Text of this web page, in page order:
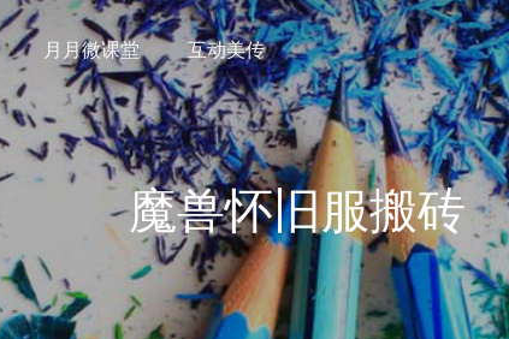
月月微课堂 互动美传
魔兽怀旧服搬砖